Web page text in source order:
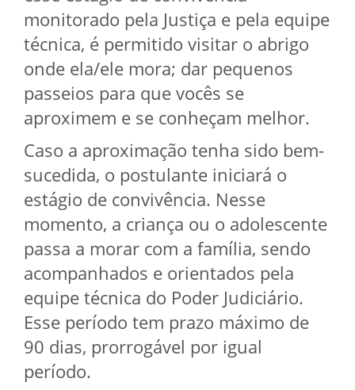
monitorado pela Justiça e pela equipe
técnica, é permitido visitar o abrigo
onde ela/ele mora; dar pequenos
passeios para que vocês se
aproximem e se conheçam melhor.
Caso a aproximação tenha sido bem-
sucedida, o postulante iniciará o
estágio de convivência. Nesse
momento, a criança ou o adolescente
passa a morar com a família, sendo
acompanhados e orientados pela
equipe técnica do Poder Judiciário.
Esse período tem prazo máximo de
90 dias, prorrogável por igual
período.